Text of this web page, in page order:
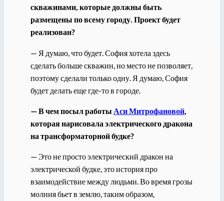
скважинами, которые должны быть
размещены по всему городу. Проект будет
реализован?
— Я думаю, что будет. София хотела здесь
сделать больше скважин, но место не позволяет,
поэтому сделали только одну. Я думаю, София
будет делать еще где-то в городе.
— В чем посыл работы Аси Митрофановой,
которая нарисовала электрического дракона
на трансформаторной будке?
— Это не просто электрический дракон на
электрической будке, это история про
взаимодействие между людьми. Во время грозы
молния бьет в землю, таким образом,